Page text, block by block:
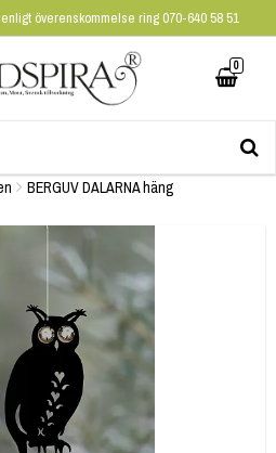
överenskommelse ring 070-640 58 51
0
BERGUV DALARNA häng